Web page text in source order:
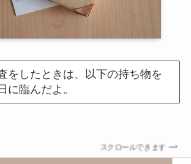
をしたときは、以下の持ち物を
に臨んだよ。
スクロールできます